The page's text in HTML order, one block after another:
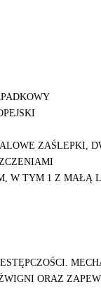
ZAŚLEPKI,
W TYM 1 Z MAŁĄ
ORAZ